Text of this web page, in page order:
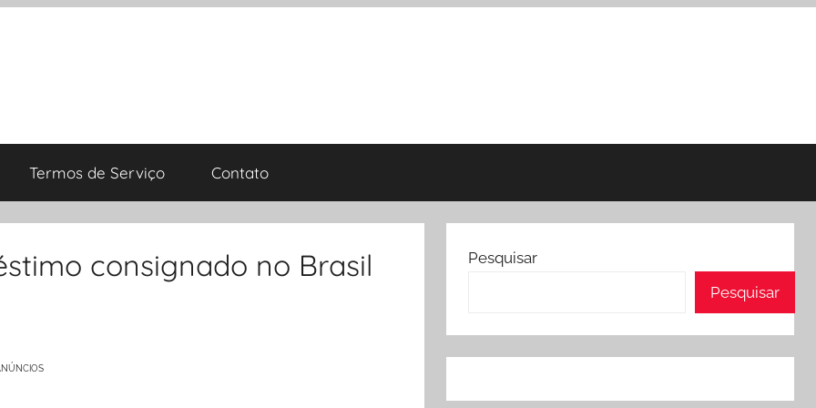
Termos de Serviço Contato
consignado no Brasil
Pesquisar
Pesquisar